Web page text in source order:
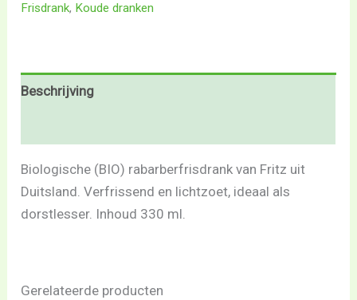
Frisdrank, Koude dranken
Beschrijving
Biologische (BIO) rabarberfrisdrank van Fritz uit
Duitsland. Verfrissend en lichtzoet, ideaal als
dorstlesser. Inhoud 330 ml.
Gerelateerde producten